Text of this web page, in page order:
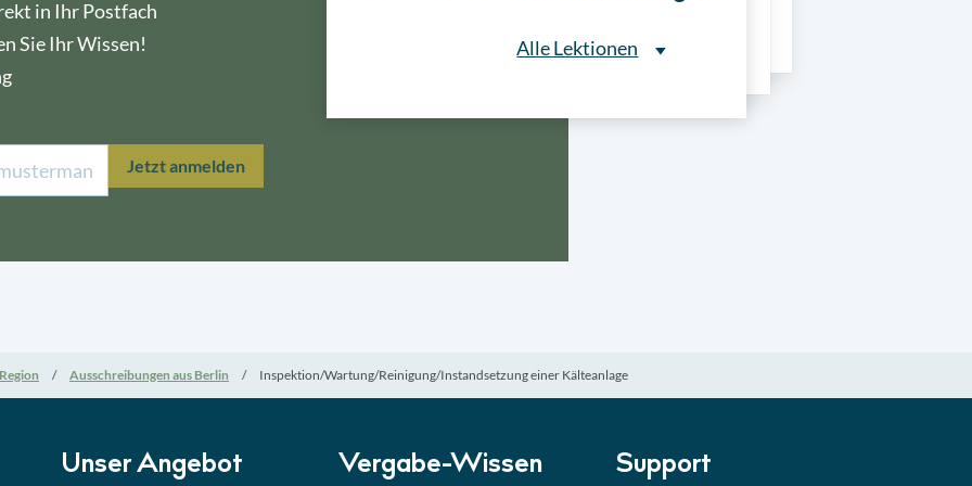
in Ihr Postfach
Sie Ihr Wissen!
Jetzt anmelden
Alle Lektionen
Alle Lektionen
Lektion 5 Eignung im Vergabeverfahren► 3:18 Min
Lektion 6 Abgabe von Angeboten Lektion
Region Ausschreibungen aus Berlin Inspektion/Wartung/Reinigung/Instandsetzung einer Kälteanlage
Unser Angebot Vergabe-Wissen Support